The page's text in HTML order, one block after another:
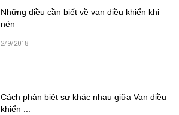
Những điều cần biết về van điều khiển khi
nén
2/9/2018
Cách phân biệt sự khác nhau giữa Van điều
khiển ...